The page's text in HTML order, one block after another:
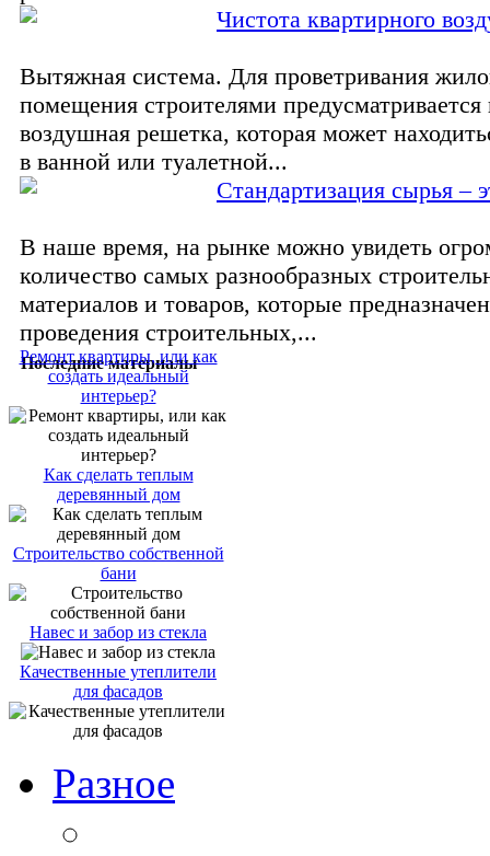
Чистота квартирного
Вытяжная система. Для проветривания
помещения строителями
воздушная решетка, которая может
в ванной или туалетной...
Стандартизация сырья –
В наше время, на рынке можно увидеть
количество самых разнообразных
материалов и товаров, которые
проведения строительных,...
Последние материалы
Ремонт квартиры, или как
создать идеальный
интерьер?
Как сделать теплым
деревянный дом
Строительство собственной
бани
Навес и забор из стекла
Качественные утеплители
для фасадов
Разное